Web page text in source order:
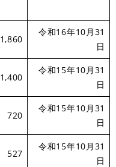
1,860
令和16年10月31
日
1,400
令和15年10月31
日
720
令和15年10月31
日
527
令和15年10月31
日